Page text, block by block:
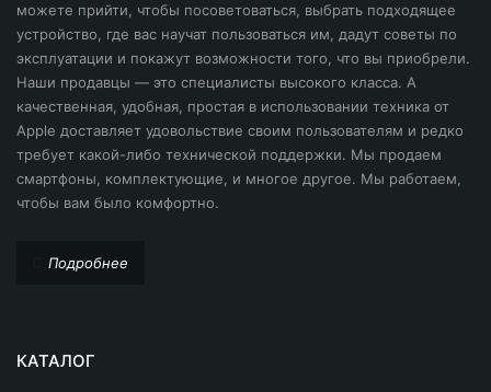
iPhone 14 Pro Max
iPhone 14 Pro
iPhone 14
iPhone 13 Pro Max
iPhone 13 Pro
iPhone 12 Pro
iPhone 12 Pro
iPhone 14
iPhone 14 Pro
iPhone 15
iPhone 15 Pro
iPhone 16
можете прийти, чтобы посоветоваться, выбрать подходящее
устройство, где вас научат пользоваться им, дадут советы по
эксплуатации и покажут возможности того, что вы приобрели.
Наши продавцы — это специалисты высокого класса. А
качественная, удобная, простая в использовании техника от
Apple доставляет удовольствие своим пользователям и редко
требует какой-либо технической поддержки. Мы продаем
смартфоны, комплектующие, и многое другое. Мы работаем,
чтобы вам было комфортно.
Подробнее
КАТАЛОГ